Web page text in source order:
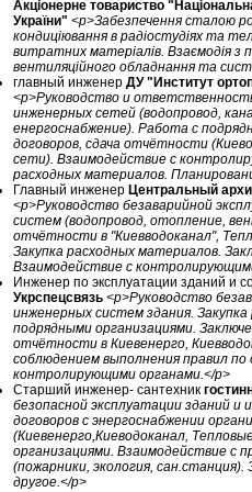
Акціонерне товариство
України" <p>Забезпечення сталою
кондиціювання в радіостудіях та
витратних матеріалів. Взаємодія
вентиляційного обладнання та
главный инженер ДУ "Институт
<p>Руководство и
инженерных сетей (водопровод,
енергоснабжение). Работа с
договоров, сдача отчётности
сети). Взаимодействие с
расходных материалов.
Главный инженер Центральный
<p>Руководство безаварийной
систем (водопровод, отопление,
отчётности в "Киевводоканал",
Закупка расходных материалов.
Взаимодействие с
Инженер по эксплуатации зданий и
Укрспецсвязь <p>Руководство
инженерных систем здания.
подрядными организациями.
отчётности в Киевенерго,
соблюдением выполнения правил
контролирующими органами.</p>
Старший инженер- сантехник
безопасной эксплуатации зданий и
договоров с энергоснабжении
(Киевенерго,Киеводоканал,
организациями. Взаимодействие с
(пожарники, экология,
другое.</p>